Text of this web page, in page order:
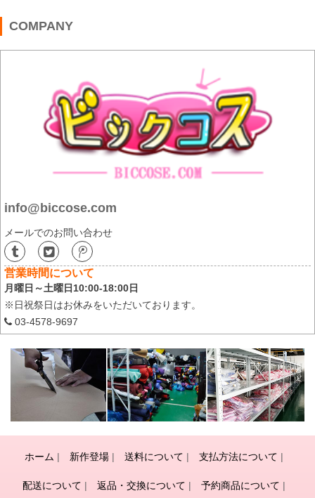
COMPANY
info@biccose.com
メールでのお問い合わせ
営業時間について
月曜日～土曜日10:00-18:00日
※日祝祭日はお休みをいただいております。
03-4578-9697
ホーム | 新作登場 | 送料について | 支払方法について |
配送について | 返品・交換について | 予約商品について |